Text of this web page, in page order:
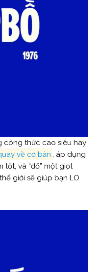
công thức cao siêu hay
về cơ bản , áp dụng
và “đổ” một giọt
giới sẽ giúp bạn LO